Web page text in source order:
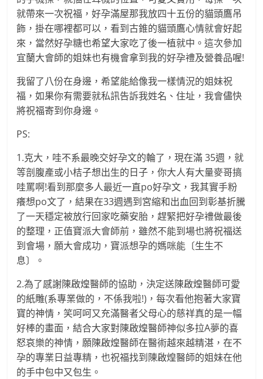
就帶來一次祝福，好孕滿屋那我放四十五份的貓頭鷹吊
飾，掛在哪裡都可以，看到古錐的貓頭鷹心情就會好起
來，當然好孕糖也希望大家吃了後一植就中。這次參加
宜蘭大會師的姐妹也有機會拿到我的好孕禮及營養品喔!
我留了八份在身邊，希望能給像我一樣情況的姐妹祝
福，如果你有需要就私訊告訴我姓名、住址，我會儘快
將祝福寄到你身邊。
PS:
1.克大，哇不系最晚交好孕文的輪了，現在滿 35週，就
等剖腹產或小桔子想出生的日子，你大人有大量麥哥搞
哇罵啊!看到那麼多人最近一直po好孕文，我其實手粉
癢想po文了，結果在33週遇到宮縮和出血回到彰基折騰
了一天穩定被放行回家吃藥安胎，趕緊把好孕禮做最後
的整理，正值寶派大會師前，雖然不能到場也將祝福送
到會場，願大會成功，寶派想孕的媽咪能〔生生不
息〕。
2.為了感謝陳啟煌醫師的協助，決定送陳啟煌醫師可愛
的紙雕(系專業做的，不係我啦!)，每次看他抱著大家寶
寶的神情，笑呵呵又充滿醫者父母心的慈祥真的是一幅
好棒的畫面，結合大家對陳啟煌醫師神似多拉A夢的喜
怒哀樂的神情，願陳啟煌醫師在醫術越來越精湛，在不
孕的專業日益專精，也祝福找到陳啟煌醫師的姐妹在他
的手中包中又包生。